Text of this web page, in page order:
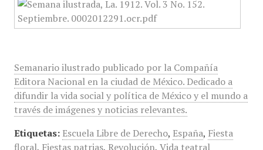
Semanario ilustrado publicado por la Compañía
Editora Nacional en la ciudad de México. Dedicado a
difundir la vida social y política de México y el mundo a
través de imágenes y noticias relevantes.
Etiquetas: Escuela Libre de Derecho, España, Fiesta
floral, Fiestas patrias, Revolución, Vida teatral